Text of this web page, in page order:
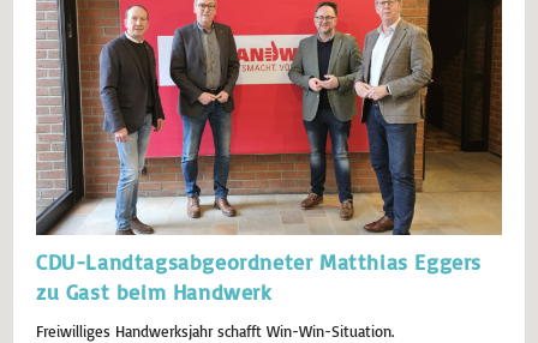
CDU-Landtagsabgeordneter Matthias Eggers
zu Gast beim Handwerk
Freiwilliges Handwerksjahr schafft Win-Win-Situation.